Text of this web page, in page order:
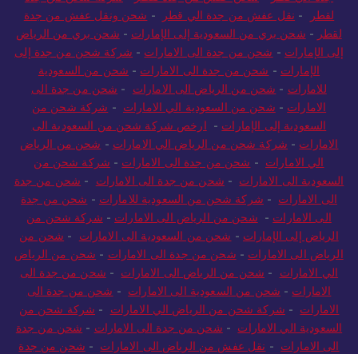
لقطر
- نقل عفش من جدة الي قطر - شحن ونقل عفش من جدة
لقطر - شحن بري من السعودية إلى الإمارات - شحن بري من الرياض
إلى الإمارات - شحن من جدة الى الامارات - شركة شحن من جدة إلى
الإمارات - شحن من جدة الى الامارات - شحن من السعودية
للامارات - شحن من الرياض الى الامارات - شحن من جدة الى
الامارات - شحن من السعودية الي الامارات - شركة شحن من
السعودية إلى الإمارات - ارخص شركة شحن من السعودية الى
الامارات - شركة شحن من الرياض الي الامارات - شحن من الرياض
الي الامارات - شحن من جدة الى الامارات - شركة شحن من
السعودية الى الامارات - شحن من جدة الى الامارات - شحن من جدة
الى الامارات - شركة شحن من السعودية للامارات - شحن من جدة
الى الامارات - شحن من الرياض الى الامارات - شركة شحن من
الرياض إلى الإمارات - شحن من السعودية الى الامارات - شحن من
الرياض الى الامارات - شحن من جدة الى الامارات - شحن من الرياض
الي الامارات - شحن من الرياض الى الامارات - شحن من جدة الى
الامارات - شحن من السعودية الى الامارات - شحن من جدة الى
الامارات - شركة شحن من الرياض الي الامارات - شركة شحن من
السعودية الي الامارات - شحن من جدة الى الامارات - شحن من جدة
الى الامارات - نقل عفش من الرياض الى الامارات - شحن من جدة